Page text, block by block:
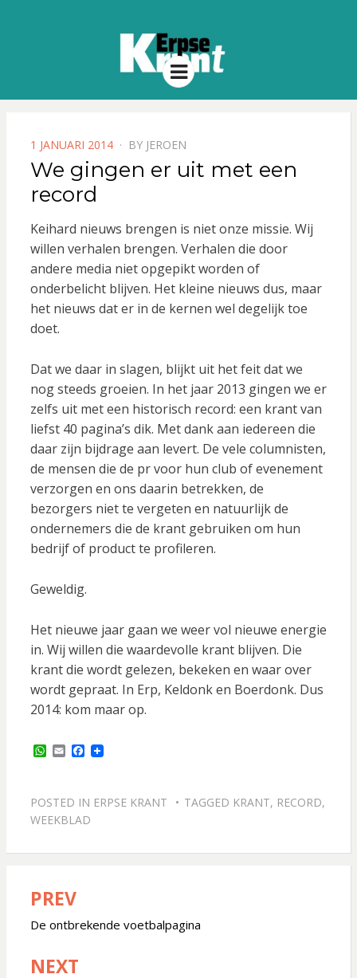
Menu
POSTED
ON
1 JANUARI 2014 BY JEROEN
We gingen er uit met een
record
Keihard nieuws brengen is niet onze missie. Wij
willen verhalen brengen. Verhalen die door
andere media niet opgepikt worden of
onderbelicht blijven. Het kleine nieuws dus, maar
het nieuws dat er in de kernen wel degelijk toe
doet.
Dat we daar in slagen, blijkt uit het feit dat we
nog steeds groeien. In het jaar 2013 gingen we er
zelfs uit met een historisch record: een krant van
liefst 40 pagina’s dik. Met dank aan iedereen die
daar zijn bijdrage aan levert. De vele columnisten,
de mensen die de pr voor hun club of evenement
verzorgen en ons daarin betrekken, de
bezorgers niet te vergeten en natuurlijk de
ondernemers die de krant gebruiken om hun
bedrijf of product te profileren.
Geweldig.
Het nieuwe jaar gaan we weer vol nieuwe energie
in. Wij willen die waardevolle krant blijven. Die
krant die wordt gelezen, bekeken en waar over
wordt gepraat. In Erp, Keldonk en Boerdonk. Dus
2014: kom maar op.
W
s
A
p
E
l
F
b
o
o
POSTED IN ERPSE KRANT TAGGED KRANT, RECORD,
WEEKBLAD
Bericht
navigatie
PREV
De ontbrekende voetbalpagina
NEXT